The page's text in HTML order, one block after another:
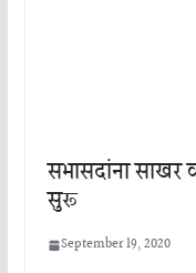
सभासदांना साखर
सुरू
September 19, 2020